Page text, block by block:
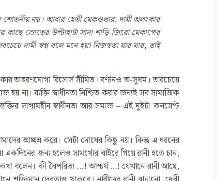
শোভনীয় নয়। আবার হেভী মেকওভার, দামী অলংকার
স্রোতের উল্টাহাটা সাদা শাড়ি জিরো মেকাপের
দামী স্বপ্ন বলে মনে হয়! নিজস্বতা যার যার, তাই
আহরণযোগ্য রিসোর্স সীমিত। বণ্টনও অ-সুষম। তারচেয়ে
না। ব্যক্তি স্বাধীনতা নিশ্চিত করার জন্যই সব সামাজিক
লাগামহীন স্বাধীনতা আর সমাজ – এই দুইটা কনসেপ্ট
আচ্ছন্ন করে। সেটা দোষের কিছু নয়। কিন্তু এ ধরনের
জন্য হলেও সামর্থ্যের বাইরে গিয়ে রানী হতে চান,
বলেন। কী বৈপরিত্য …! আশ্চর্য …! যেখানে রানী আছে,